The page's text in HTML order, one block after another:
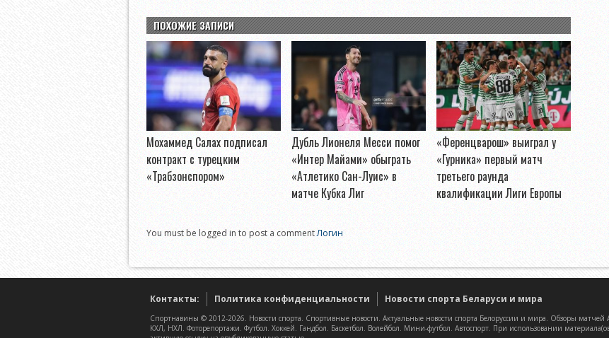
ПОХОЖИЕ ЗАПИСИ
Мохаммед Салах подписал
контракт с турецким
«Трабзонспором»
Дубль Лионеля Месси помог
«Интер Майами» обыграть
«Атлетико Сан-Луис» в
матче Кубка Лиг
«Ференцварош» выиграл у
«Гурника» первый матч
третьего раунда
квалификации Лиги Европы
You must be logged in to post a commentЛогин
Контакты: Политика конфиденциальности Новости спорта Беларуси и мира
Спортнавины © 2012-2026. Новости спорта. Спортивные новости. Актуальные новости спорта Белоруссии и мира. Обзоры
КХЛ, НХЛ. Фоторепортажи. Футбол. Хоккей. Гандбол. Баскетбол. Волейбол. Мини-футбол. Автоспорт. При использовании